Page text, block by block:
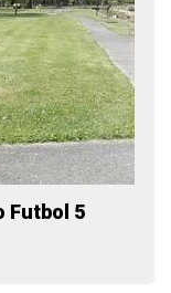
Futbol 5